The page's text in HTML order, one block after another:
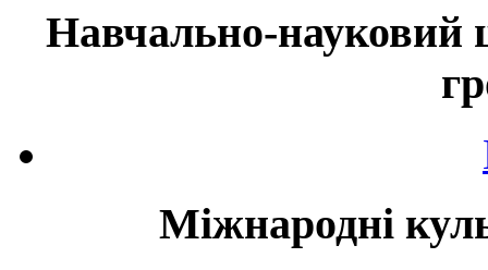
Навчально-науковий
Міжнародні